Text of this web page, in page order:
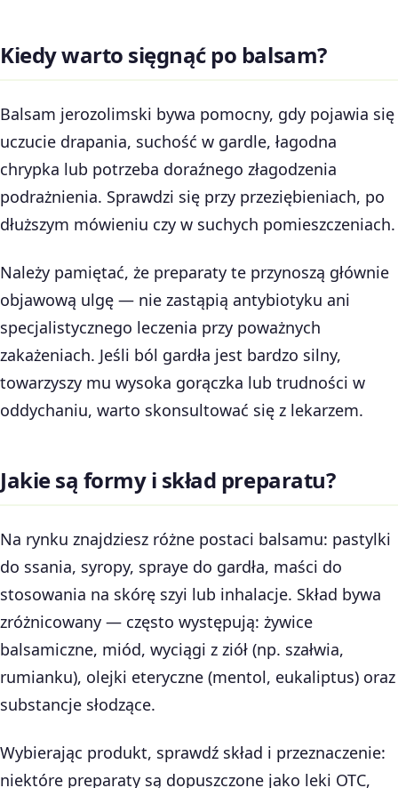
Kiedy warto sięgnąć po balsam?
Balsam jerozolimski bywa pomocny, gdy pojawia się
uczucie drapania, suchość w gardle, łagodna
chrypka lub potrzeba doraźnego złagodzenia
podrażnienia. Sprawdzi się przy przeziębieniach, po
dłuższym mówieniu czy w suchych pomieszczeniach.
Należy pamiętać, że preparaty te przynoszą głównie
objawową ulgę — nie zastąpią antybiotyku ani
specjalistycznego leczenia przy poważnych
zakażeniach. Jeśli ból gardła jest bardzo silny,
towarzyszy mu wysoka gorączka lub trudności w
oddychaniu, warto skonsultować się z lekarzem.
Jakie są formy i skład preparatu?
Na rynku znajdziesz różne postaci balsamu: pastylki
do ssania, syropy, spraye do gardła, maści do
stosowania na skórę szyi lub inhalacje. Skład bywa
zróżnicowany — często występują: żywice
balsamiczne, miód, wyciągi z ziół (np. szałwia,
rumianku), olejki eteryczne (mentol, eukaliptus) oraz
substancje słodzące.
Wybierając produkt, sprawdź skład i przeznaczenie:
niektóre preparaty są dopuszczone jako leki OTC,